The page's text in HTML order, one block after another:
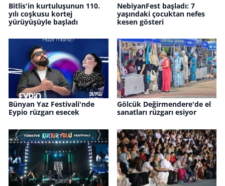
Bitlis'in kurtuluşunun 110.
yılı coşkusu kortej
yürüyüşüyle başladı
NebiyanFest başladı: 7
yaşındaki çocuktan nefes
kesen gösteri
Bünyan Yaz Festivali'nde
Eypio rüzgarı esecek
Gölcük Değirmendere'de el
sanatları rüzgarı esiyor